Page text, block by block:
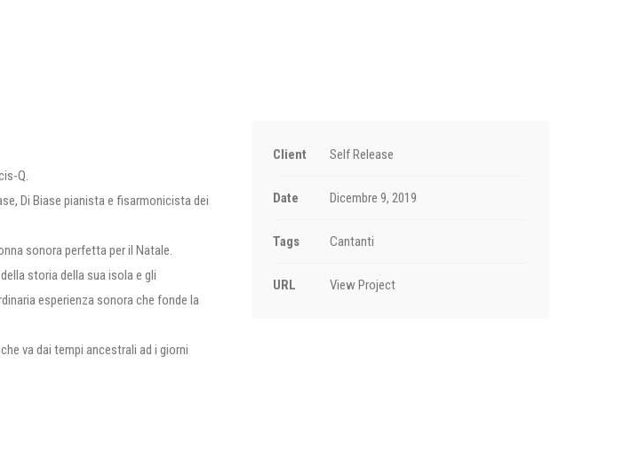
Q.
Di Biase pianista e fisarmonicista dei
sonora perfetta per il Natale.
storia della sua isola e gli
esperienza sonora che fonde la
va dai tempi ancestrali ad i giorni
Client Self Release
Date Dicembre 9, 2019
Tags Cantanti
URL View Project